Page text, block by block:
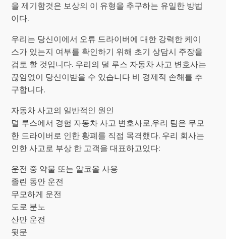
을 제기함것은 보상의 이 유형을 추구하는 유일한 방법
이다.
우리는 당신이에서 오류 드라이버에 대한 강력한 케이
스가 있는지 여부를 확인하기 위해 초기 상담시 주장을
검토 할 것입니다. 우리의 덜 루스 자동차 사고 변호사는
끊임없이 당신이받을 수 있습니다 비 경제적 손해를 추
구합니다.
자동차 사고의 일반적인 원인
덜 루스에서 경험 자동차 사고 변호사로,우리 팀은 무모
한 드라이버로 인한 황폐를 직접 목격했다. 우리 회사는
인한 사고로 부상 한 고객을 대표하고있다:
운전 중 약물 또는 알코올 사용
졸린 동안 운전
무모하게 운전
도로 분노
산만 운전
뒷문